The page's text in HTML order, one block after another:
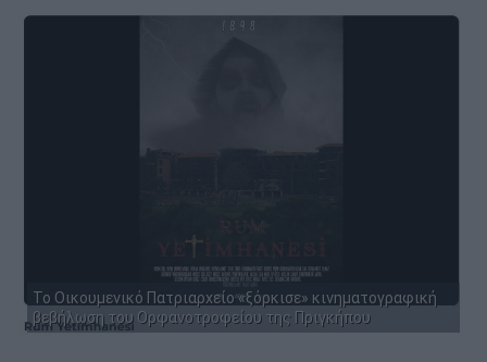
Το Οικουμενικό Πατριαρχείο «ξόρκισε» κινηματογραφική
βεβήλωση του Ορφανοτροφείου της Πριγκήπου